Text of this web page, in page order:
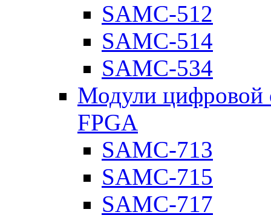
SAMC-512
SAMC-514
SAMC-534
Модули цифровой
FPGA
SAMC-713
SAMC-715
SAMC-717